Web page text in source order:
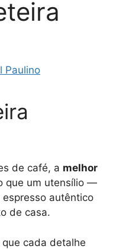
Paulino
de café, a melhor
que um utensílio —
autêntico
de casa.
cada detalhe